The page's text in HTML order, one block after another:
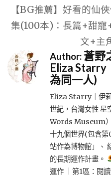
【BG推薦】好看的仙
集(100本)：長篇+甜寵
文+主
Author:蒼野
Eliza Starry
為同一人)
Eliza Starry｜伊莉
世紀，台灣女性
Words Museum）
十九個世界(包含
站作為博物館」、
的長期運作計畫。
運作 ｜第1區：閱